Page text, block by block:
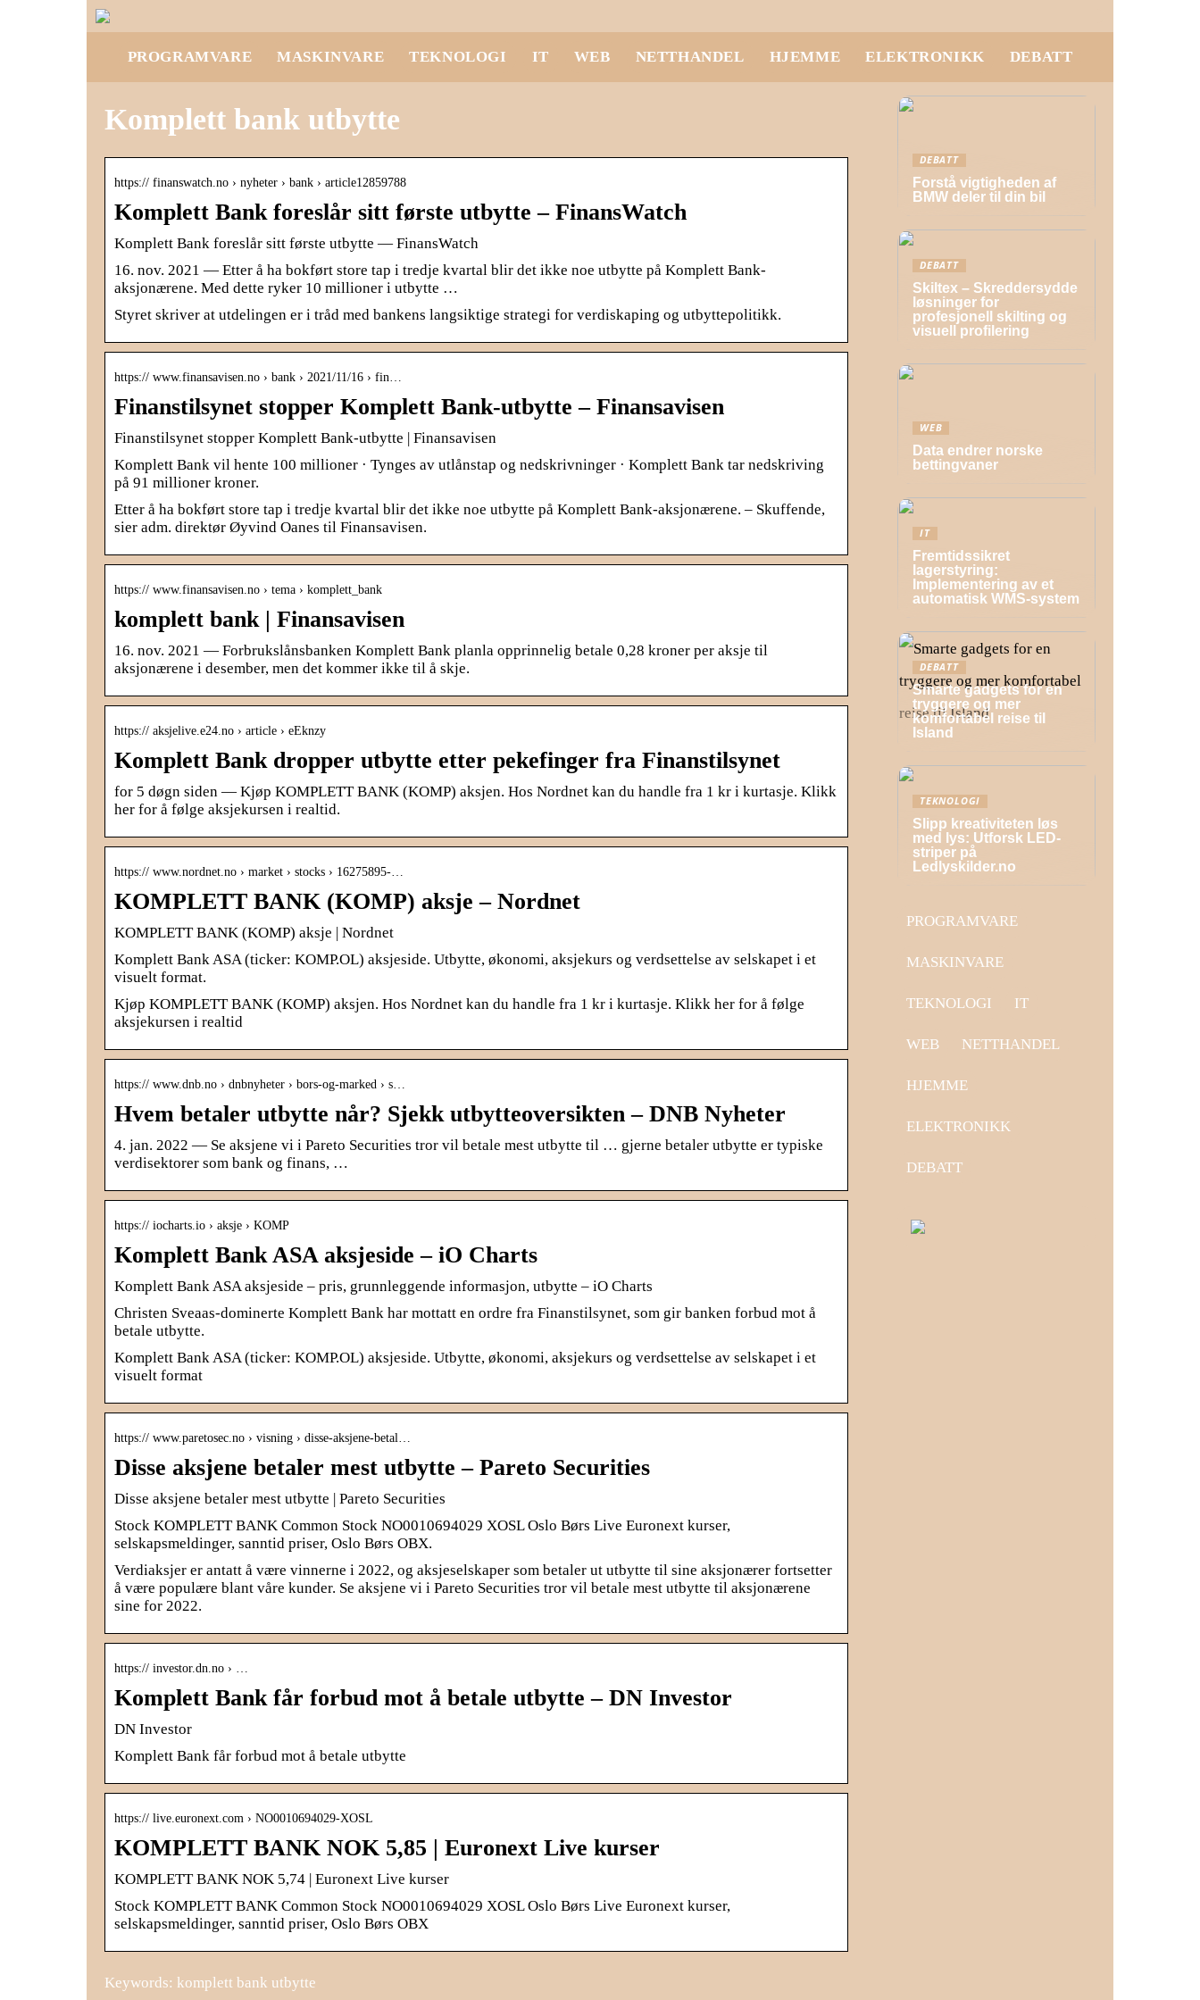
PROGRAMVARE MASKINVARE TEKNOLOGI IT WEB NETTHANDEL HJEMME ELEKTRONIKK DEBATT
Komplett bank utbytte
https:// finanswatch.no › nyheter › bank › article12859788
Komplett Bank foreslår sitt første utbytte – FinansWatch
Komplett Bank foreslår sitt første utbytte — FinansWatch
16. nov. 2021 — Etter å ha bokført store tap i tredje kvartal blir det ikke noe utbytte på Komplett Bank-
aksjonærene. Med dette ryker 10 millioner i utbytte …
Styret skriver at utdelingen er i tråd med bankens langsiktige strategi for verdiskaping og utbyttepolitikk.
https:// www.finansavisen.no › bank › 2021/11/16 › fin…
Finanstilsynet stopper Komplett Bank-utbytte – Finansavisen
Finanstilsynet stopper Komplett Bank-utbytte | Finansavisen
Komplett Bank vil hente 100 millioner · Tynges av utlånstap og nedskrivninger · Komplett Bank tar nedskriving
på 91 millioner kroner.
Etter å ha bokført store tap i tredje kvartal blir det ikke noe utbytte på Komplett Bank-aksjonærene. – Skuffende,
sier adm. direktør Øyvind Oanes til Finansavisen.
https:// www.finansavisen.no › tema › komplett_bank
komplett bank | Finansavisen
16. nov. 2021 — Forbrukslånsbanken Komplett Bank planla opprinnelig betale 0,28 kroner per aksje til
aksjonærene i desember, men det kommer ikke til å skje.
https:// aksjelive.e24.no › article › eEknzy
Komplett Bank dropper utbytte etter pekefinger fra Finanstilsynet
for 5 døgn siden — Kjøp KOMPLETT BANK (KOMP) aksjen. Hos Nordnet kan du handle fra 1 kr i kurtasje. Klikk
her for å følge aksjekursen i realtid.
https:// www.nordnet.no › market › stocks › 16275895-…
KOMPLETT BANK (KOMP) aksje – Nordnet
KOMPLETT BANK (KOMP) aksje | Nordnet
Komplett Bank ASA (ticker: KOMP.OL) aksjeside. Utbytte, økonomi, aksjekurs og verdsettelse av selskapet i et
visuelt format.
Kjøp KOMPLETT BANK (KOMP) aksjen. Hos Nordnet kan du handle fra 1 kr i kurtasje. Klikk her for å følge
aksjekursen i realtid
https:// www.dnb.no › dnbnyheter › bors-og-marked › s…
Hvem betaler utbytte når? Sjekk utbytteoversikten – DNB Nyheter
4. jan. 2022 — Se aksjene vi i Pareto Securities tror vil betale mest utbytte til … gjerne betaler utbytte er typiske
verdisektorer som bank og finans, …
https:// iocharts.io › aksje › KOMP
Komplett Bank ASA aksjeside – iO Charts
Komplett Bank ASA aksjeside – pris, grunnleggende informasjon, utbytte – iO Charts
Christen Sveaas-dominerte Komplett Bank har mottatt en ordre fra Finanstilsynet, som gir banken forbud mot å
betale utbytte.
Komplett Bank ASA (ticker: KOMP.OL) aksjeside. Utbytte, økonomi, aksjekurs og verdsettelse av selskapet i et
visuelt format
https:// www.paretosec.no › visning › disse-aksjene-betal…
Disse aksjene betaler mest utbytte – Pareto Securities
Disse aksjene betaler mest utbytte | Pareto Securities
Stock KOMPLETT BANK Common Stock NO0010694029 XOSL Oslo Børs Live Euronext kurser,
selskapsmeldinger, sanntid priser, Oslo Børs OBX.
Verdiaksjer er antatt å være vinnerne i 2022, og aksjeselskaper som betaler ut utbytte til sine aksjonærer fortsetter
å være populære blant våre kunder. Se aksjene vi i Pareto Securities tror vil betale mest utbytte til aksjonærene
sine for 2022.
https:// investor.dn.no › …
Komplett Bank får forbud mot å betale utbytte – DN Investor
DN Investor
Komplett Bank får forbud mot å betale utbytte
https:// live.euronext.com › NO0010694029-XOSL
KOMPLETT BANK NOK 5,85 | Euronext Live kurser
KOMPLETT BANK NOK 5,74 | Euronext Live kurser
Stock KOMPLETT BANK Common Stock NO0010694029 XOSL Oslo Børs Live Euronext kurser,
selskapsmeldinger, sanntid priser, Oslo Børs OBX
Keywords: komplett bank utbytte
DEBATT
Forstå vigtigheden af
BMW deler til din bil
DEBATT
Skiltex – Skreddersydde
løsninger for
profesjonell skilting og
visuell profilering
WEB
Data endrer norske
bettingvaner
IT
Fremtidssikret
lagerstyring:
Implementering av et
automatisk WMS-system
DEBATT
Smarte gadgets for en
tryggere og mer
komfortabel reise til
Island
TEKNOLOGI
Slipp kreativiteten løs
med lys: Utforsk LED-
striper på
Ledlyskilder.no
PROGRAMVARE
MASKINVARE
TEKNOLOGI IT
WEB NETTHANDEL
HJEMME
ELEKTRONIKK
DEBATT